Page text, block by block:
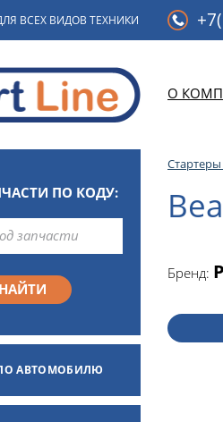
ВСЕХ ВИДОВ ТЕХНИКИ
О
ПО КОДУ:
АВТОМОБИЛЮ
Бренд: